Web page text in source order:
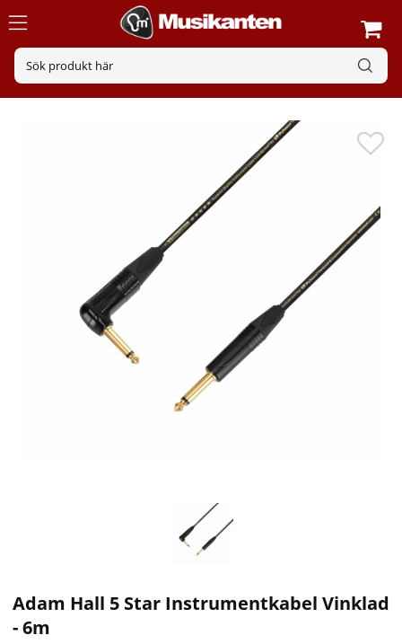
Adam Hall 5 Star Instrumentkabel Vinklad
- 6m